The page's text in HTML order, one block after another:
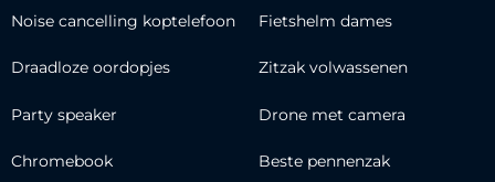
Noise cancelling koptelefoon
Draadloze oordopjes
Party speaker
Chromebook
Fietshelm dames
Zitzak volwassenen
Drone met camera
Beste pennenzak